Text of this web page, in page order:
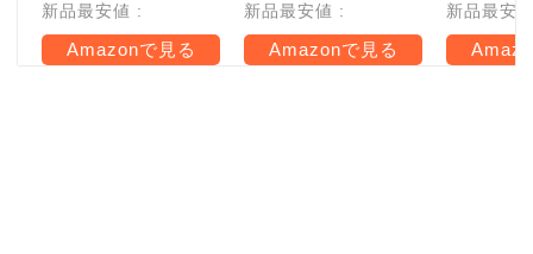
新品最安値 :
Amazonで見る
新品最安値 :
Amazonで見る
新品最安